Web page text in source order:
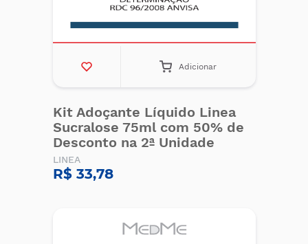
Adicionar
Kit Adoçante Líquido Linea
Sucralose 75ml com 50% de
Desconto na 2ª Unidade
LINEA
R$ 33,78